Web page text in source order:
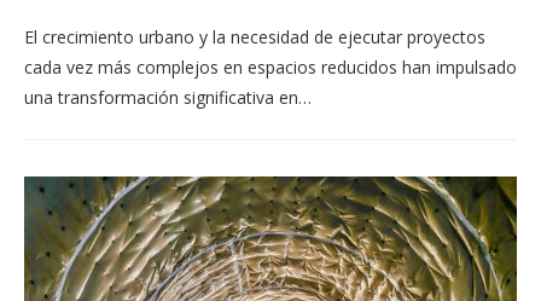
El crecimiento urbano y la necesidad de ejecutar proyectos
cada vez más complejos en espacios reducidos han impulsado
una transformación significativa en…